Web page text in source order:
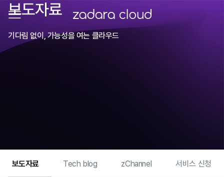
메뉴 열기
ZADARA CLOUD
Zadara 소개
보도자료
기다림 없이, 가능성을 여는 클라우드
보도자료 Tech blog zChannel 서비스 신청